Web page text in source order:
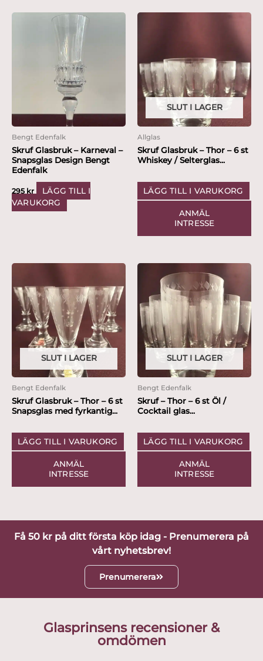
Bengt Edenfalk
Skruf Glasbruk – Karneval –
Snapsglas Design Bengt
Edenfalk
295 kr
LÄGG TILL I
VARUKORG
SLUT I LAGER
Allglas
Skruf Glasbruk – Thor – 6 st
Whiskey / Selterglas...
LÄGG TILL I VARUKORG
ANMÄL
INTRESSE
SLUT I LAGER
Bengt Edenfalk
Skruf Glasbruk – Thor – 6 st
Snapsglas med fyrkantig...
LÄGG TILL I VARUKORG
ANMÄL
INTRESSE
SLUT I LAGER
Bengt Edenfalk
Skruf – Thor – 6 st Öl /
Cocktail glas...
LÄGG TILL I VARUKORG
ANMÄL
INTRESSE
Få 50 kr på ditt första köp idag - Prenumerera på
vårt nyhetsbrev!
Prenumerera
Glasprinsens recensioner &
omdömen